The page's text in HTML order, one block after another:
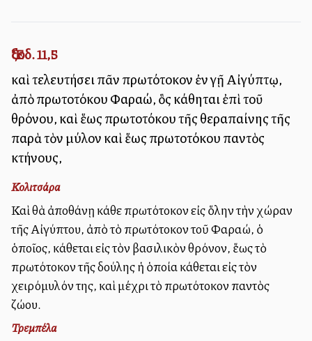
Ἔξοδ. 11,5
καὶ τελευτήσει πᾶν πρωτότοκον ἐν γῇ Αἰγύπτῳ,
ἀπὸ πρωτοτόκου Φαραώ, ὃς κάθηται ἐπὶ τοῦ
θρόνου, καὶ ἕως πρωτοτόκου τῆς θεραπαίνης τῆς
παρὰ τὸν μύλον καὶ ἕως πρωτοτόκου παντὸς
κτήνους,
Κολιτσάρα
Καὶ θὰ ἀποθάνῃ κάθε πρωτότοκον εἰς ὅλην τὴν χώραν
τῆς Αἰγύπτου, ἀπὸ τὸ πρωτότοκον τοῦ Φαραώ, ὁ
ὁποῖος, κάθεται εἰς τὸν βασιλικὸν θρόνον, ἕως τὸ
πρωτότοκον τῆς δούλης ἡ ὁποία κάθεται εἰς τὸν
χειρόμυλόν της, καὶ μέχρι τὸ πρωτότοκον παντὸς
ζώου.
Τρεμπέλα